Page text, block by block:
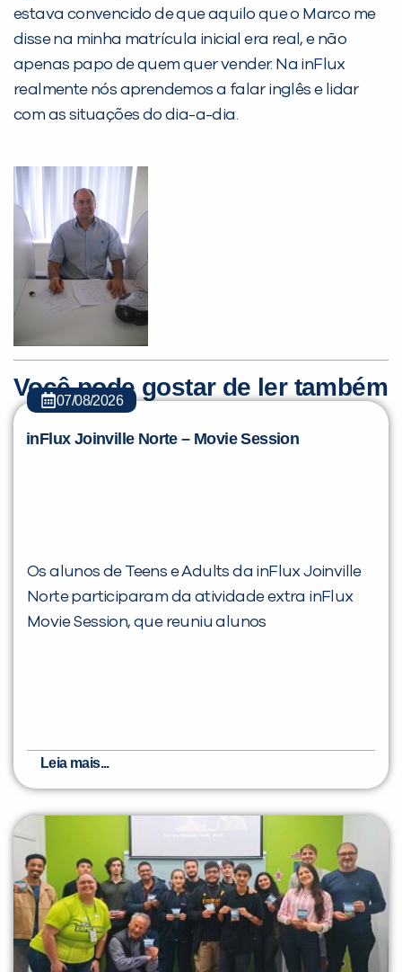
estava convencido de que aquilo que o Marco me
disse na minha matrícula inicial era real, e não
apenas papo de quem quer vender. Na inFlux
realmente nós aprendemos a falar inglês e lidar
com as situações do dia-a-dia.
Você pode gostar de ler também
07/08/2026
inFlux Joinville Norte – Movie Session
Os alunos de Teens e Adults da inFlux Joinville
Norte participaram da atividade extra inFlux
Movie Session, que reuniu alunos
Leia mais...
VOLTAR